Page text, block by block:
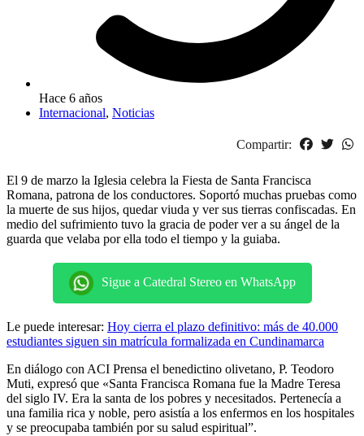
Hace 6 años
Internacional, Noticias
Compartir:
El 9 de marzo la Iglesia celebra la Fiesta de Santa Francisca
Romana, patrona de los conductores. Soportó muchas pruebas como
la muerte de sus hijos, quedar viuda y ver sus tierras confiscadas. En
medio del sufrimiento tuvo la gracia de poder ver a su ángel de la
guarda que velaba por ella todo el tiempo y la guiaba.
Sigue a Catedral Stereo en WhatsApp
Le puede interesar: Hoy cierra el plazo definitivo: más de 40.000
estudiantes siguen sin matrícula formalizada en Cundinamarca
En diálogo con ACI Prensa el benedictino olivetano, P. Teodoro
Muti, expresó que «Santa Francisca Romana fue la Madre Teresa
del siglo IV. Era la santa de los pobres y necesitados. Pertenecía a
una familia rica y noble, pero asistía a los enfermos en los hospitales
y se preocupaba también por su salud espiritual”.